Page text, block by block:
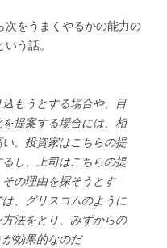
次をうまくやるかの能力の
う話。
もうとする場合や、目
提案する場合には、相
。投資家はこちらの提
し、上司はこちらの提
の理由を探そうとす
、グリスコムのように
法をとり、みずからの
効果的なのだ